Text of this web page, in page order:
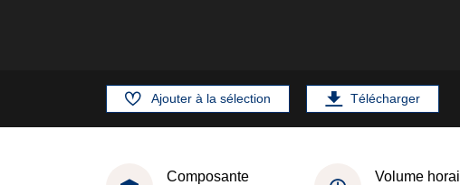
Ajouter à la sélection Télécharger
Composante Volume